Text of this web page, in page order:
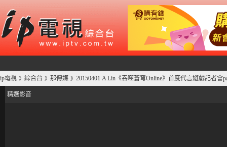
ip電視 》 綜合台 》 那傳媒 》 20150401 A Lin《吞噬蒼穹Online》首度代言遊戲記者會
精選影音